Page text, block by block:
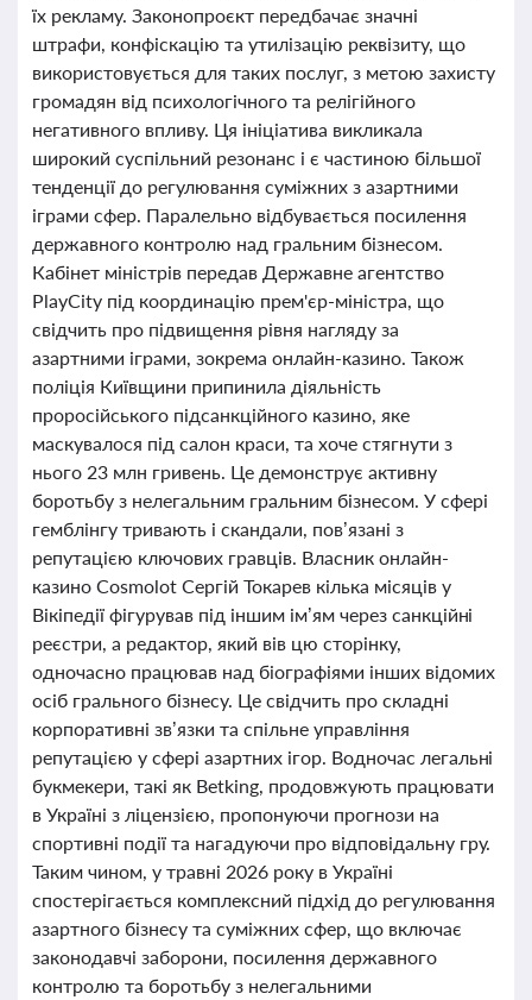
їх рекламу. Законопроєкт передбачає значні
штрафи, конфіскацію та утилізацію реквізиту, що
використовується для таких послуг, з метою захисту
громадян від психологічного та релігійного
негативного впливу. Ця ініціатива викликала
широкий суспільний резонанс і є частиною більшої
тенденції до регулювання суміжних з азартними
іграми сфер. Паралельно відбувається посилення
державного контролю над гральним бізнесом.
Кабінет міністрів передав Державне агентство
PlayCity під координацію прем'єр-міністра, що
свідчить про підвищення рівня нагляду за
азартними іграми, зокрема онлайн-казино. Також
поліція Київщини припинила діяльність
проросійського підсанкційного казино, яке
маскувалося під салон краси, та хоче стягнути з
нього 23 млн гривень. Це демонструє активну
боротьбу з нелегальним гральним бізнесом. У сфері
гемблінгу тривають і скандали, пов’язані з
репутацією ключових гравців. Власник онлайн-
казино Cosmolot Сергій Токарев кілька місяців у
Вікіпедії фігурував під іншим ім’ям через санкційні
реєстри, а редактор, який вів цю сторінку,
одночасно працював над біографіями інших відомих
осіб грального бізнесу. Це свідчить про складні
корпоративні зв’язки та спільне управління
репутацією у сфері азартних ігор. Водночас легальні
букмекери, такі як Betking, продовжують працювати
в Україні з ліцензією, пропонуючи прогнози на
спортивні події та нагадуючи про відповідальну гру.
Таким чином, у травні 2026 року в Україні
спостерігається комплексний підхід до регулювання
азартного бізнесу та суміжних сфер, що включає
законодавчі заборони, посилення державного
контролю та боротьбу з нелегальними